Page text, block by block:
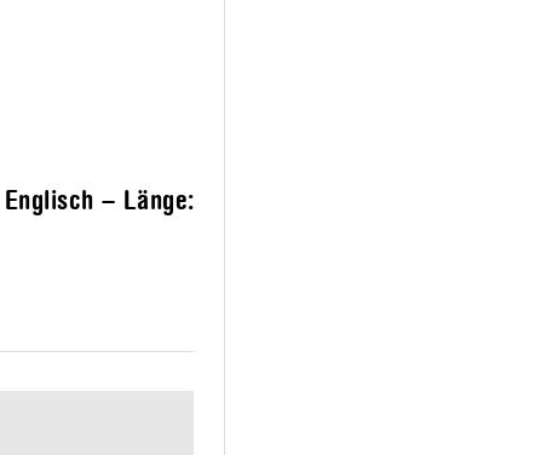
– Länge: